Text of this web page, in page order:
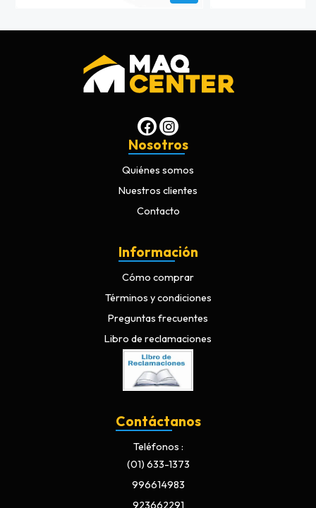
Nosotros
Quiénes somos
Nuestros clientes
Contacto
Información
Cómo comprar
Términos y condiciones
Preguntas frecuentes
Libro de reclamaciones
Contáctanos
Teléfonos
(01) 633-1373
996614983